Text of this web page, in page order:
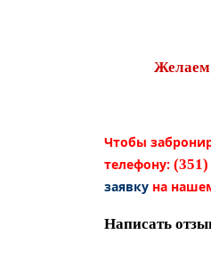
Желаем
Чтобы
телефону:
заявку на
Написать